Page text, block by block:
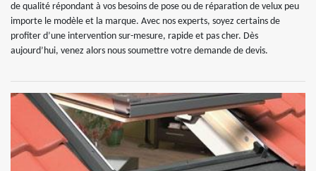
de qualité répondant à vos besoins de pose ou de réparation de velux peu
importe le modèle et la marque. Avec nos experts, soyez certains de
profiter d’une intervention sur-mesure, rapide et pas cher. Dès
aujourd’hui, venez alors nous soumettre votre demande de devis.